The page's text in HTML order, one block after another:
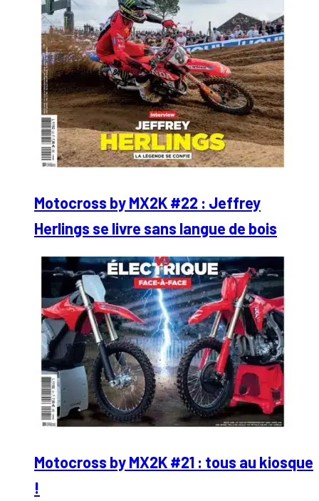
Motocross by MX2K #22 : Jeffrey
Herlings se livre sans langue de bois
Motocross by MX2K #21 : tous au kiosque
!